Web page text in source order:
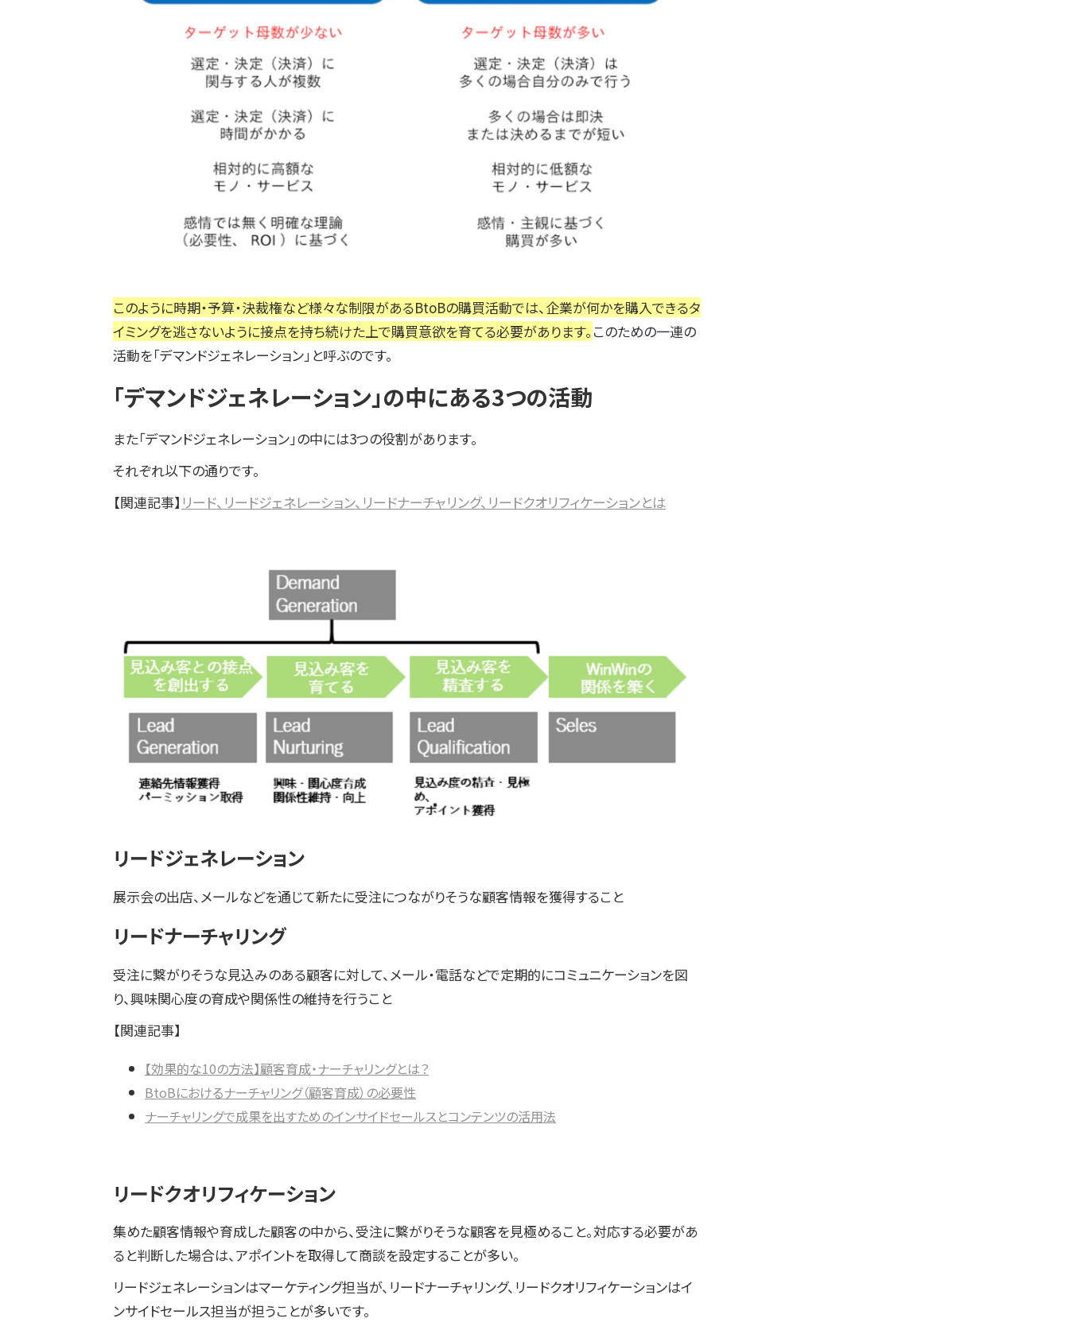
このように時期・予算・決裁権など様々な制限があるBtoBの購買活動では、企業が何かを購入できるタ
イミングを逃さないように接点を持ち続けた上で購買意欲を育てる必要があります。 このための一連の
活動を「デマンドジェネレーション」と呼ぶのです。
「デマンドジェネレーション」の中にある3つの活動
また「デマンドジェネレーション」の中には3つの役割があります。
それぞれ以下の通りです。
【関連記事】 リード、リードジェネレーション、リードナーチャリング、リードクオリフィケーションとは
リードジェネレーション
展示会の出店、メールなどを通じて新たに受注につながりそうな顧客情報を獲得すること
リードナーチャリング
受注に繋がりそうな見込みのある顧客に対して、メール・電話などで定期的にコミュニケーションを図
り、興味関心度の育成や関係性の維持を行うこと
【関連記事】
【効果的な10の方法】顧客育成・ナーチャリングとは？
BtoBにおけるナーチャリング（顧客育成）の必要性
ナーチャリングで成果を出すためのインサイドセールスとコンテンツの活用法
リードクオリフィケーション
集めた顧客情報や育成した顧客の中から、受注に繋がりそうな顧客を見極めること。対応する必要があ
ると判断した場合は、アポイントを取得して商談を設定することが多い。
リードジェネレーションはマーケティング担当が、リードナーチャリング、リードクオリフィケーションはイ
ンサイドセールス担当が担うことが多いです。